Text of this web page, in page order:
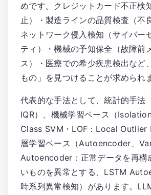
めです。クレジットカード不正検
止）・製造ラインの品質検査（不
ネットワーク侵入検知（サイバー
ティ）・機械の予知保全（故障前
ス）・医療での希少疾患検出など
もの」を見つけることが求められ
代表的な手法として、統計的手法
IQR）、機械学習ベース（
Class SVM・LOF：Local Outlier
層学習ベース（Autoencoder、
Autoencoder：正常データを再構
いものを異常とする、LSTM
時系列異常検知）があります。